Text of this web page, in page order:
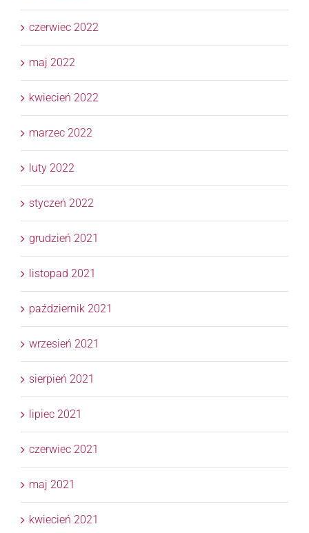
czerwiec 2022
maj 2022
kwiecień 2022
marzec 2022
luty 2022
styczeń 2022
grudzień 2021
listopad 2021
październik 2021
wrzesień 2021
sierpień 2021
lipiec 2021
czerwiec 2021
maj 2021
kwiecień 2021